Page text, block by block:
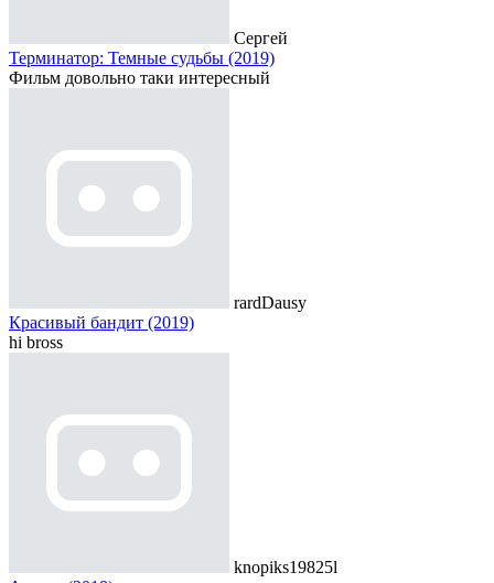
Сергей
Терминатор: Темные судьбы (2019)
Фильм довольно таки интересный
rardDausy
Красивый бандит (2019)
hi bross
knopiks19825l